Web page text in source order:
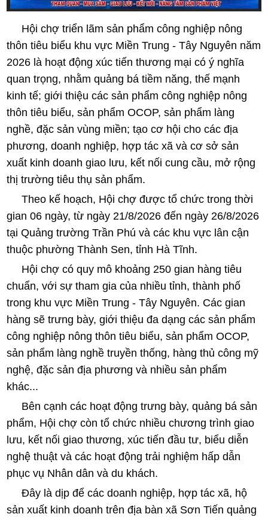
Hội chợ triển lãm sản phẩm công nghiệp nông
thôn tiêu biểu khu vực Miền Trung - Tây Nguyên năm
2026 là hoạt động xúc tiến thương mại có ý nghĩa
quan trọng, nhằm quảng bá tiềm năng, thế mạnh
kinh tế; giới thiệu các sản phẩm công nghiệp nông
thôn tiêu biểu, sản phẩm OCOP, sản phẩm làng
nghề, đặc sản vùng miền; tạo cơ hội cho các địa
phương, doanh nghiệp, hợp tác xã và cơ sở sản
xuất kinh doanh giao lưu, kết nối cung cầu, mở rộng
thị trường tiêu thụ sản phẩm.
Theo kế hoạch, Hội chợ được tổ chức trong thời
gian 06 ngày, từ ngày 21/8/2026 đến ngày 26/8/2026
tại Quảng trường Trần Phú và các khu vực lân cận
thuộc phường Thành Sen, tỉnh Hà Tĩnh.
Hội chợ có quy mô khoảng 250 gian hàng tiêu
chuẩn, với sự tham gia của nhiều tỉnh, thành phố
trong khu vực Miền Trung - Tây Nguyên. Các gian
hàng sẽ trưng bày, giới thiệu đa dạng các sản phẩm
công nghiệp nông thôn tiêu biểu, sản phẩm OCOP,
sản phẩm làng nghề truyền thống, hàng thủ công mỹ
nghệ, đặc sản địa phương và nhiều sản phẩm
khác...
Bên cạnh các hoạt động trưng bày, quảng bá sản
phẩm, Hội chợ còn tổ chức nhiều chương trình giao
lưu, kết nối giao thương, xúc tiến đầu tư, biểu diễn
nghệ thuật và các hoạt động trải nghiệm hấp dẫn
phục vụ Nhân dân và du khách.
Đây là dịp để các doanh nghiệp, hợp tác xã, hộ
sản xuất kinh doanh trên địa bàn xã Sơn Tiến quảng